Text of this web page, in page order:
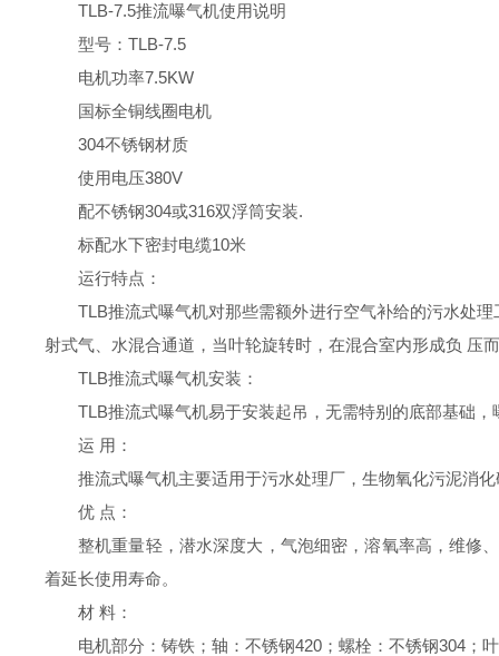
TLB-7.5推流曝气机使用说明
型号： TLB-7.5
电机功率7.5KW
国标全铜线圈电机
304不锈钢材质
使用电压380V
配不锈钢304或316双浮筒安装.
标配水下密封电缆10米
运行特点：
TLB推流式曝气机对那些需额外进行空气补给的污水处
射式气、水混合通道，当叶轮旋转时，在混合室内形成负 压
TLB推流式曝气机安装：
TLB推流式曝气机易于安装起吊，无需特别的底部基础
运 用：
推流式曝气机主要适用于污水处理厂，生物氧化污泥消
优 点：
整机重量轻，潜水深度大，气泡细密，溶氧率高，维修
着延长使用寿命。
材 料：
电机部分：铸铁；轴：不锈钢420；螺栓：不锈钢304；